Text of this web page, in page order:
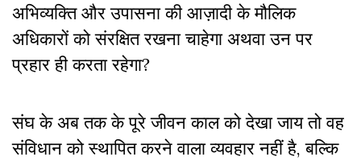
अभिव्यक्ति और उपासना की आज़ादी के मौलिक
अधिकारों को संरक्षित रखना चाहेगा अथवा उन पर
प्रहार ही करता रहेगा?
संघ के अब तक के पूरे जीवन काल को देखा जाय तो वह
संविधान को स्थापित करने वाला व्यवहार नहीं है, बल्कि